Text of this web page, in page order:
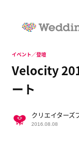
Velocity
ート
イベント／登壇
クリエイターズ
2016.08.08